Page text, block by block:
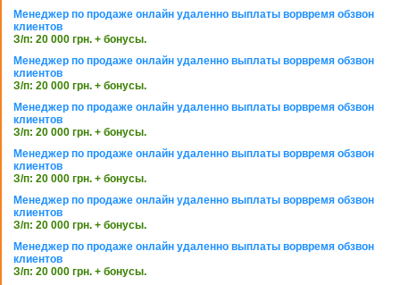
Менеджер по продаже онлайн удаленно выплаты ворвремя обзвон
клиентов
З/п: 20 000 грн. + бонусы.
Менеджер по продаже онлайн удаленно выплаты ворвремя обзвон
клиентов
З/п: 20 000 грн. + бонусы.
Менеджер по продаже онлайн удаленно выплаты ворвремя обзвон
клиентов
З/п: 20 000 грн. + бонусы.
Менеджер по продаже онлайн удаленно выплаты ворвремя обзвон
клиентов
З/п: 20 000 грн. + бонусы.
Менеджер по продаже онлайн удаленно выплаты ворвремя обзвон
клиентов
З/п: 20 000 грн. + бонусы.
Менеджер по продаже онлайн удаленно выплаты ворвремя обзвон
клиентов
З/п: 20 000 грн. + бонусы.